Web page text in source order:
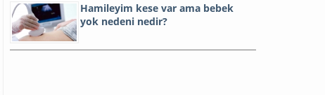
Hamileyim kese var ama bebek
yok nedeni nedir?